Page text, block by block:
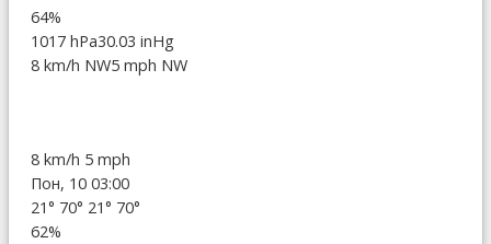
64%
1017 hPa30.03 inHg
8 km/h NW5 mph NW
8 km/h 5 mph
Пон, 10 03:00
21° 70° 21° 70°
62%